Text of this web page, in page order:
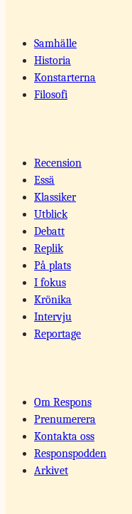
Samhälle
Historia
Konstarterna
Filosofi
Recension
Essä
Klassiker
Utblick
Debatt
Replik
På plats
I fokus
Krönika
Intervju
Reportage
Om Respons
Prenumerera
Kontakta oss
Responspodden
Arkivet